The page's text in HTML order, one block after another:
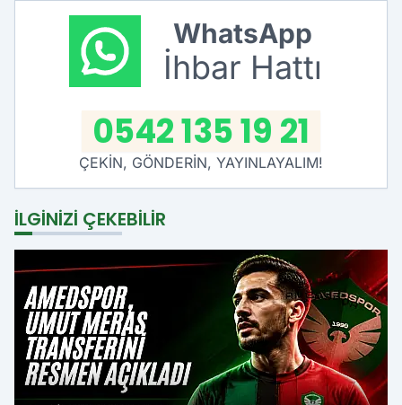
WhatsApp
İhbar Hattı
0542 135 19 21
ÇEKİN, GÖNDERİN, YAYINLAYALIM!
İLGINIZI ÇEKEBILIR